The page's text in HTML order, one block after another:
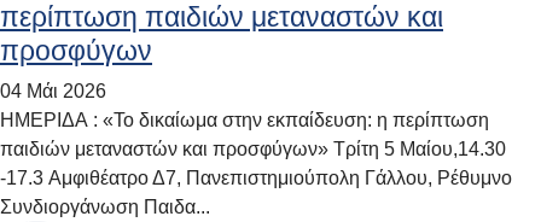
περίπτωση παιδιών μεταναστών και
προσφύγων
04 Μάι 2026
ΗΜΕΡΙΔΑ : «To δικαίωμα στην εκπαίδευση: η περίπτωση
παιδιών μεταναστών και προσφύγων» Τρίτη 5 Μαίου,14.30
-17.3 Aμφιθέατρο Δ7, Πανεπιστημιούπολη Γάλλου, Ρέθυμνο
Συνδιοργάνωση Παιδα...